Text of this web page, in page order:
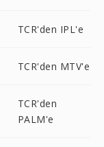
TCR'den IPL'e
TCR'den MTV'e
TCR'den
PALM'e